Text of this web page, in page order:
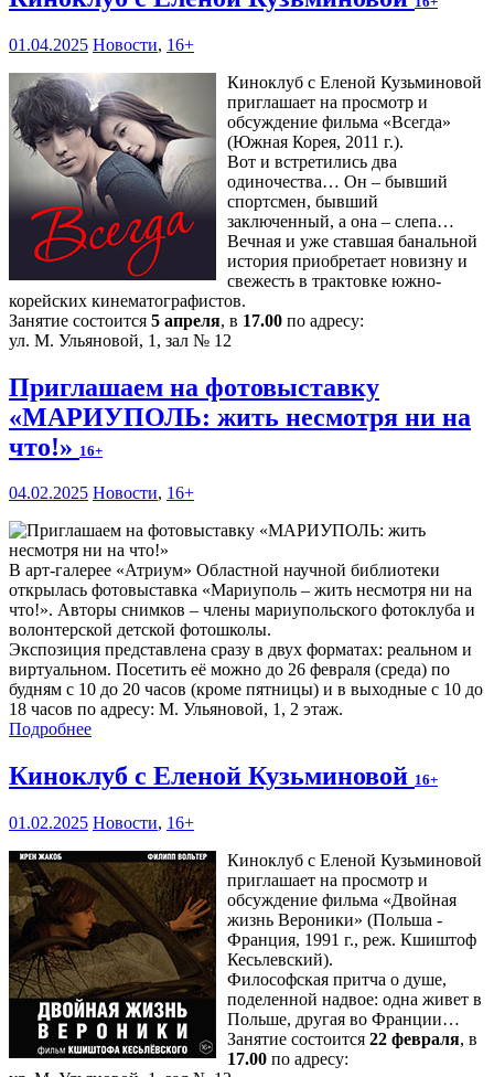
01.04.2025 Новости, 16+
Киноклуб с Еленой Кузьминовой
приглашает на просмотр и
обсуждение фильма «Всегда»
(Южная Корея, 2011 г.).
Вот и встретились два
одиночества… Он – бывший
спортсмен, бывший
заключенный, а она – слепа…
Вечная и уже ставшая банальной
история приобретает новизну и
свежесть в трактовке южно-
корейских кинематографистов.
Занятие состоится 5 апреля, в 17.00 по адресу:
ул. М. Ульяновой, 1, зал № 12
Приглашаем на фотовыставку
«МАРИУПОЛЬ: жить несмотря ни на
что!» 16+
04.02.2025 Новости, 16+
В арт-галерее «Атриум» Областной научной библиотеки
открылась фотовыставка «Мариуполь – жить несмотря ни на
что!». Авторы снимков – члены мариупольского фотоклуба и
волонтерской детской фотошколы.
Экспозиция представлена сразу в двух форматах: реальном и
виртуальном. Посетить её можно до 26 февраля (среда) по
будням с 10 до 20 часов (кроме пятницы) и в выходные с 10 до
18 часов по адресу: М. Ульяновой, 1, 2 этаж.
Подробнее
Киноклуб с Еленой Кузьминовой 16+
01.02.2025 Новости, 16+
Киноклуб с Еленой Кузьминовой
приглашает на просмотр и
обсуждение фильма «Двойная
жизнь Вероники» (Польша -
Франция, 1991 г., реж. Кшиштоф
Кесьлевский).
Философская притча о душе,
поделенной надвое: одна живет в
Польше, другая во Франции…
Занятие состоится 22 февраля, в
17.00 по адресу: